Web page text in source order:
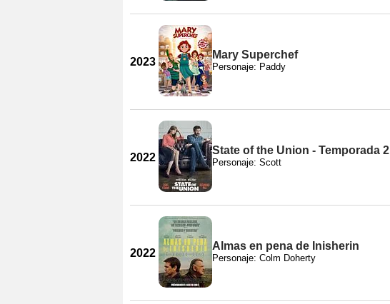
2023
Mary Superchef
Personaje: Paddy
2022
State of the Union - Temporada 2
Personaje: Scott
2022
Almas en pena de Inisherin
Personaje: Colm Doherty